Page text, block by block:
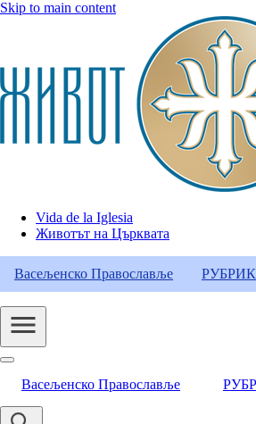
Skip to main content
Header
Category
Menu
Vida de la Iglesia
Животът на Църквата
Васељенско Православље
Васељенско Православље